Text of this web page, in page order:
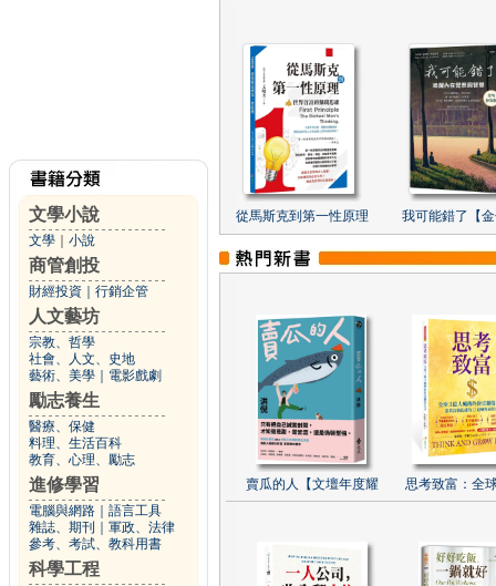
文學小說
文學 小說
商管創投
財經投資 行銷企管
人文藝坊
宗教、哲學
社會、人文、史地
藝術、美學
電影戲劇
勵志養生
醫療、保健
料理、生活百科
教育、心理、勵志
進修學習
電腦與網路
語言工具
雜誌、期刊
軍政、法律
參考、考試、教科用書
科學工程
從馬斯克到第一性原理 我可能錯了【
賣瓜的人【文壇年度耀 思考致富：全